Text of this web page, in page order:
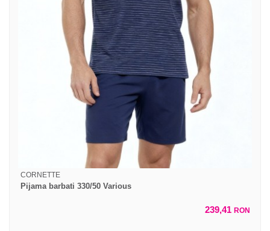
CORNETTE
Pijama barbati 330/50 Various
239,41 RON